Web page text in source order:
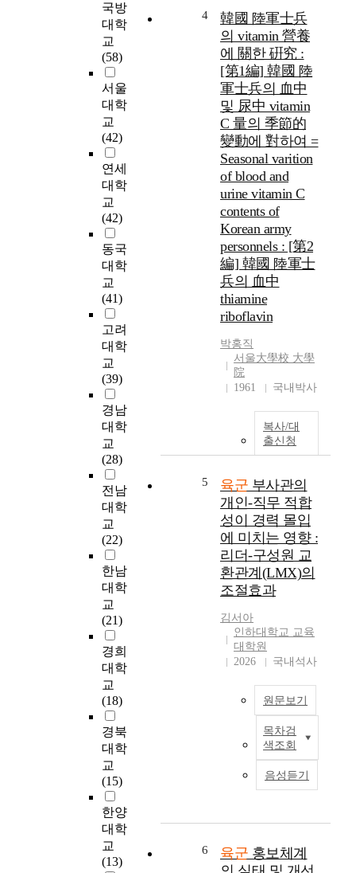
국방
대학
교
(58)
서울
대학
교
(42)
연세
대학
교
(42)
동국
대학
교
(41)
고려
대학
교
(39)
경남
대학
교
(28)
전남
대학
교
(22)
한남
대학
교
(21)
경희
대학
교
(18)
경북
대학
교
(15)
한양
대학
교
(13)
and failure of events,
and it is the same for
the military's future;
the education of elite
troops will be essential
to the success of it.
This is why developed
countries exploit
nation-defense human
resources under the
concept of 'people
come first' or 'human
capital'. Until now, our
forces have
continuously
developed the
personnel affairs
management system
along with the service
conditions in
military discipline and
morale, which was
from the recognition
that acquiring and
educating high quality
human resources for
future wars, and
assigning them to the
they can demonstrate
their best abilities, are
the nucleus for the
winning in every
warfare. Though we
can't deny the fact that
personnel affairs
management of
officers, as a very
important part of
military-system
management, has been
developments, the
army, as a specialized
military group, is in a
position requiring a
new paradigm which
decides the level of
personnel affairs
of 21 century's
Knowledge warfares.
4
韓國 陸軍士兵
의 vitamin 營養
에 關한 硏究 :
[第1編] 韓國 陸
軍士兵의 血中
및 尿中 vitamin
C 量의 季節的
變動에 對하여 =
Seasonal varition
of blood and
urine vitamin C
contents of
Korean army
personnels : [第2
編] 韓國 陸軍士
兵의 血中
thiamine
riboflavin
박홍직
서울大學校 大學
院
1961
국내박사
복사/대
출신청
5 육군 부사관의
개인-직무 적합
성이 경력 몰입
에 미치는 영향 :
리더-구성원 교
환관계(LMX)의
조절효과
김서아
인하대학교 교육
대학원
2026
국내석사
원문보기
목차검
색조회
음성듣기
6 육군 홍보체계